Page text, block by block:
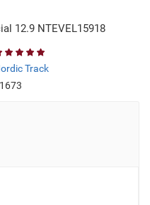
12.9 NTEVEL15918
Track